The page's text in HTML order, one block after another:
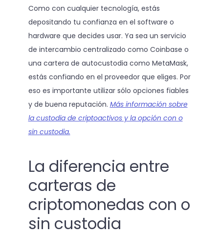
Como con cualquier tecnología, estás
depositando tu confianza en el software o
hardware que decides usar. Ya sea un servicio
de intercambio centralizado como Coinbase o
una cartera de autocustodia como MetaMask,
estás confiando en el proveedor que eliges. Por
eso es importante utilizar sólo opciones fiables
y de buena reputación. Más información sobre
la custodia de criptoactivos y la opción con o
sin custodia.
La diferencia entre
carteras de
criptomonedas con o
sin custodia